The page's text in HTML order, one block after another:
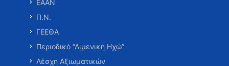
ΕΑΑΝ
Π.Ν.
ΓΕΕΘΑ
Περιοδικό “Λιμενική Ηχώ”
Λέσχη Αξιωματικών